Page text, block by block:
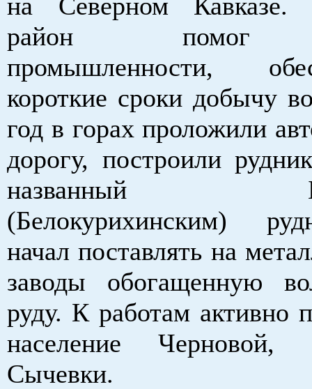
район помог
промышленности,
короткие сроки добычу
год в горах проложили
дорогу, построили
названный
(Белокурихинским)
начал поставлять на
заводы обогащенную
руду. К работам активно
население Черновой,
Сычевки.